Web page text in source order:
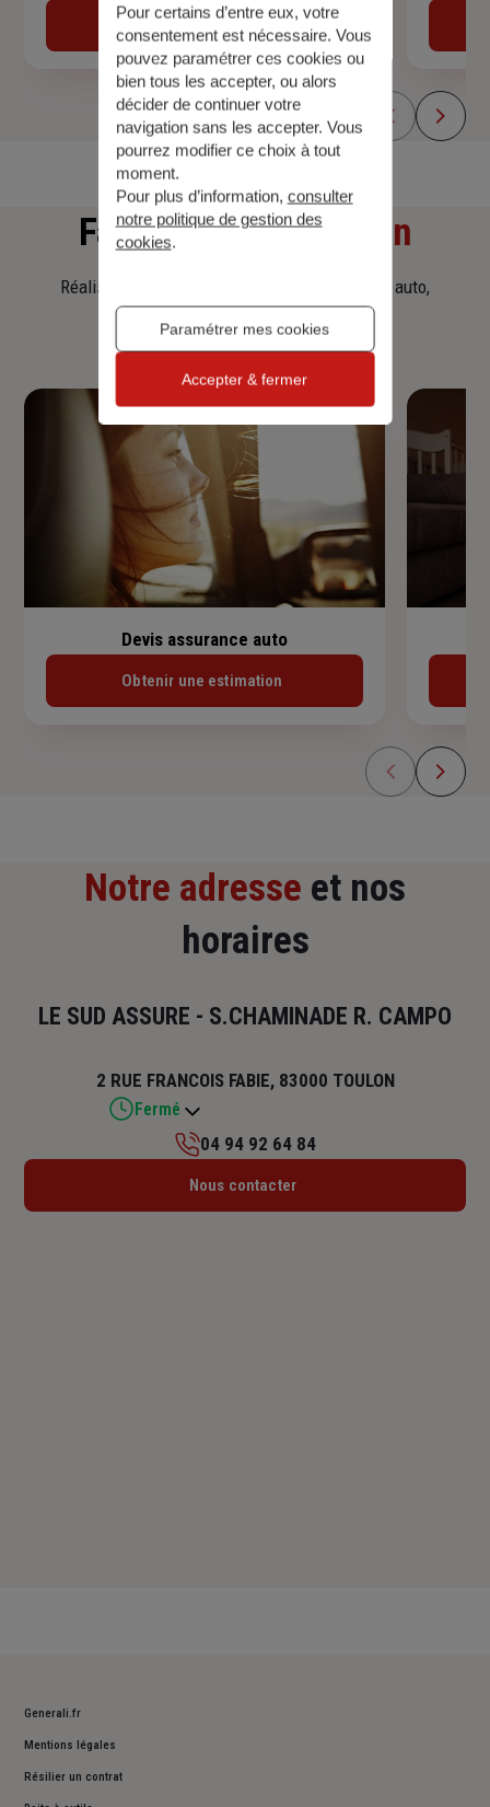
Découvrir
Faitesune simulation
Réalisez une simulation tarifaire d'assurance, auto,
Devis assurance auto
Obtenir une estimation
Notre adresse et nos
horaires
LE SUD ASSURE - S.CHAMINADE R. CAMPO
2 RUE FRANCOIS FABIE, 83000 TOULON
Fermé
Lundi : 09h – 12h30 / 13h30 – 17h
04 94 92 64 84
Nous contacter
Generali.fr
Mentions légales
Résilier un contrat
Pour certains d’entre eux, votre
consentement est nécessaire. Vous
pouvez paramétrer ces cookies ou
bien tous les accepter, ou alors
décider de continuer votre
navigation sans les accepter. Vous
pourrez modifier ce choix à tout
moment.
Pour plus d’information, consulter
notre politique de gestion des
cookies.
Paramétrer mes cookies
Accepter & fermer